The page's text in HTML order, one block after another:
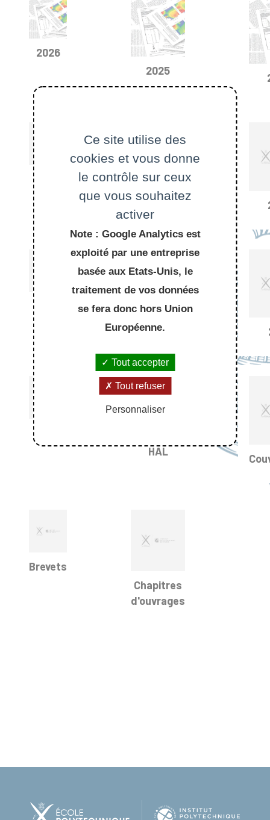
2026
2025
2021
2017
HAL
Brevets
Chapitres
d'ouvrages
Ce site utilise des
cookies et vous donne
le contrôle sur ceux
que vous souhaitez
activer
Note : Google Analytics est
exploité par une entreprise
basée aux Etats-Unis, le
traitement de vos données
se fera donc hors Union
Européenne.
Tout accepter
Tout refuser
Personnaliser